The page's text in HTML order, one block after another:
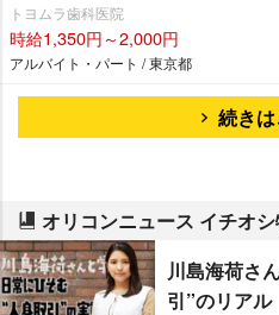
トヨムラ歯科医院
時給1,350円～2,000円
アルバイト・パート / 東京都
続き
オリコンニュース イチオ
川島海荷さ
引”のリアル